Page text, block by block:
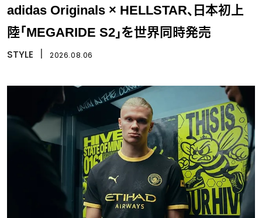
adidas Originals × HELLSTAR、日本初上
陸「MEGARIDE S2」を世界同時発売
STYLE 2026.08.06